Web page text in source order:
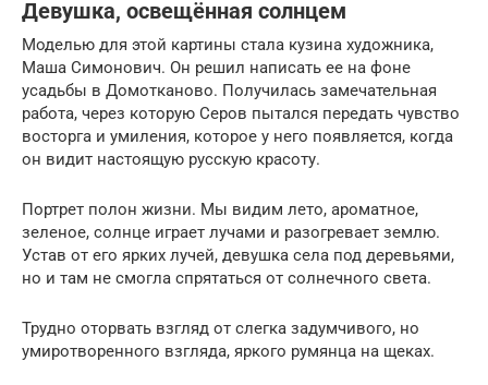
Девушка, освещённая солнцем
Моделью для этой картины стала кузина художника,
Маша Симонович. Он решил написать ее на фоне
усадьбы в Домотканово. Получилась замечательная
работа, через которую Серов пытался передать чувство
восторга и умиления, которое у него появляется, когда
он видит настоящую русскую красоту.
Портрет полон жизни. Мы видим лето, ароматное,
зеленое, солнце играет лучами и разогревает землю.
Устав от его ярких лучей, девушка села под деревьями,
но и там не смогла спрятаться от солнечного света.
Трудно оторвать взгляд от слегка задумчивого, но
умиротворенного взгляда, яркого румянца на щеках.